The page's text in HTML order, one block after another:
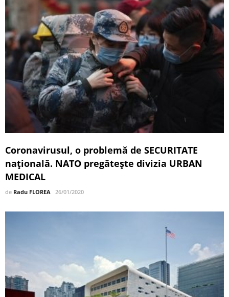
Coronavirusul, o problemă de SECURITATE
națională. NATO pregătește divizia URBAN
MEDICAL
de Radu FLOREA 26/01/2020